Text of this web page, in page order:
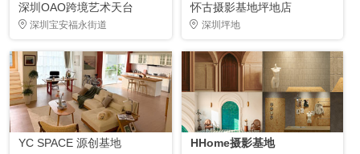
深圳OAO跨境艺术天台
深圳宝安福永街道
怀古摄影基地坪地店
深圳坪地
YC SPACE 源创基地 HHome摄影基地